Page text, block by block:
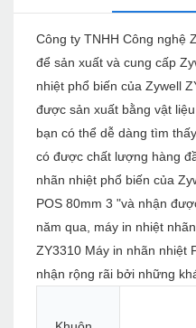
Công ty TNHH Công nghệ
để sản xuất và cung cấp
nhiệt phổ biến của Zywell
được sản xuất bằng vật
bạn có thể dễ dàng tìm
có được chất lượng hàng
nhãn nhiệt phổ biến của
POS 80mm 3 "và nhận
năm qua, máy in nhiệt
ZY3310 Máy in nhãn nhiệt
nhận rộng rãi bởi những